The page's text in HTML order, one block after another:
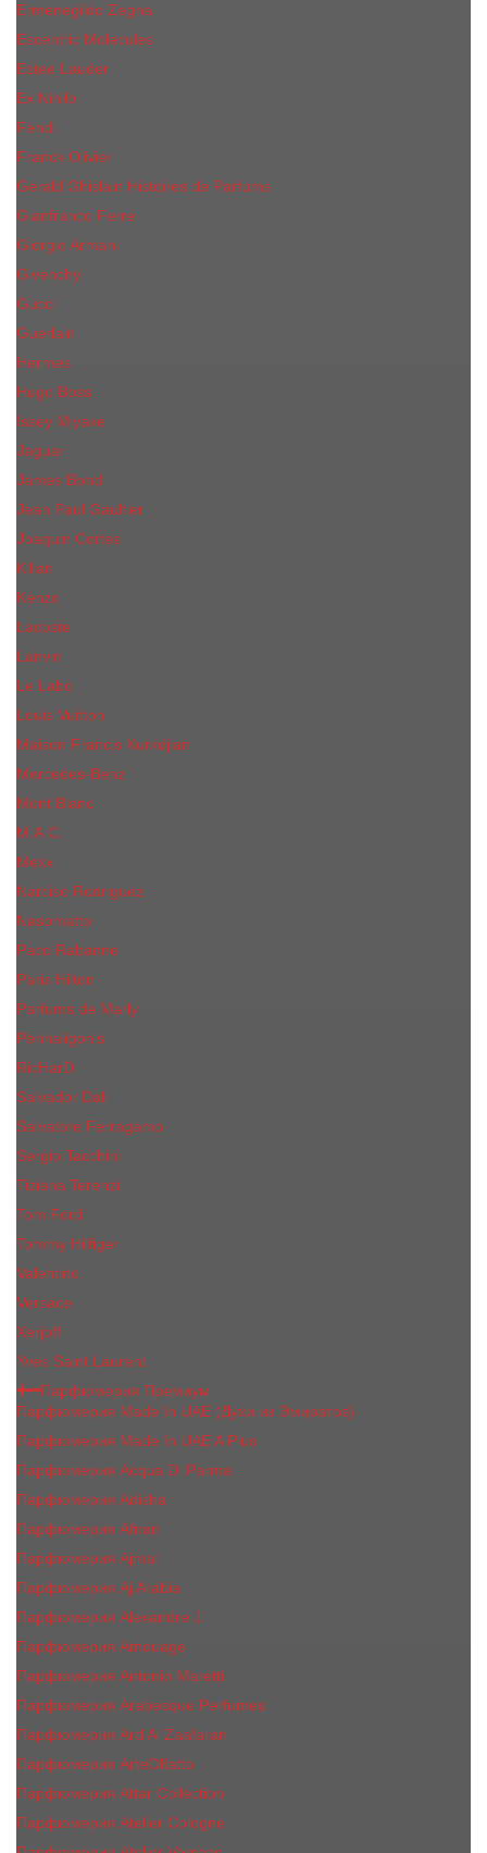
Ermenegildo Zegna
Escentric Molecules
Еsteе Lаudеr
Ex Nihilo
Fendi
Franck Olivier
Gerald Ghislain Histoires de Parfums
Gianfranco Ferre
Giorgio Armani
Givenchy
Gucci
Guerlain
Hermes
Hugo Boss
Issey Miyake
Jaguar
James Bond
Jean Paul Gaultier
Joaquin Сortes
Kilian
Kenzo
Lacoste
Lanvin
Le Labo
Louis Vuitton
Maison Francis Kurkdjian
Mercedes-Benz
Mont Blanc
M.А.C.
Mexx
Narciso Rodriguez
Nasomatto
Paco Rabanne
Paris Hilton
Parfums de Marly
Penhaligon​'s
RicHarD
Salvador Dali
Salvatore Ferragamo
Sergio Tacchini
Tiziana Terenzi
Tom Ford
Tommy Hilfiger
Valentino
Versace
Xerjoff
Yves Saint Laurent
Парфюмерия Премиум
Парфюмерия Made In UAE (Духи из Эмиратов)
Парфюмерия Made In UAE A Plus
Парфюмерия Acqua Di Parma
Парфюмерия Adisha
Парфюмерия Afnan
Парфюмерия Ajmal
Парфюмерия Aj Arabia
Парфюмерия Alexandre J.
Парфюмерия Amouage
Парфюмерия Antonio Maretti
Парфюмерия Arabesque Perfumes
Парфюмерия Ard Al Zaafaran
Парфюмерия ArteOlfatto
Парфюмерия Attar Collection
Парфюмерия Atelier Cologne